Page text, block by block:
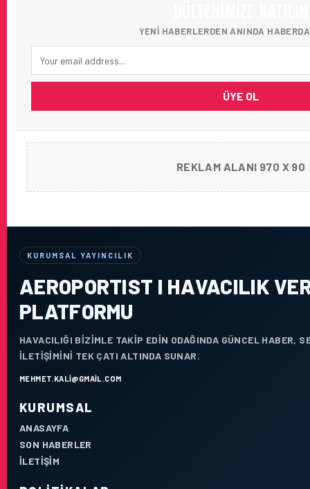
YENI HABERLERDEN ANINDA
ÜYE OL
REKLAM ALANI 970 X 90
KURUMSAL YAYINCILIK
AEROPORTIST I HAVACILIK
PLATFORMU
HAVACILIĞI BIZIMLE TAKIP EDIN ODAĞINDA GÜNCEL HABER,
ILETIŞIMINI TEK ÇATI ALTINDA SUNAR.
MEHMET.KALI@GMAIL.COM
KURUMSAL
ANASAYFA
SON HABERLER
İLETIŞIM